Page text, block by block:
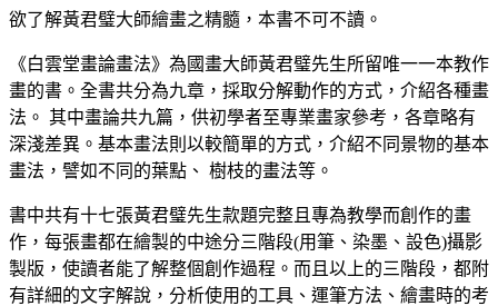
欲了解黃君璧大師繪畫之精髓，本書不可不讀。
《白雲堂畫論畫法》為國畫大師黃君璧先生所留唯一一本教作
畫的書。全書共分為九章，採取分解動作的方式，介紹各種畫
法。 其中畫論共九篇，供初學者至專業畫家參考，各章略有
深淺差異。基本畫法則以較簡單的方式，介紹不同景物的基本
畫法，譬如不同的葉點、 樹枝的畫法等。
書中共有十七張黃君璧先生款題完整且專為教學而創作的畫
作，每張畫都在繪製的中途分三階段(用筆、染墨、設色)攝影
製版，使讀者能了解整個創作過程。而且以上的三階段，都附
有詳細的文字解說，分析使用的工具、運筆方法、繪畫時的考